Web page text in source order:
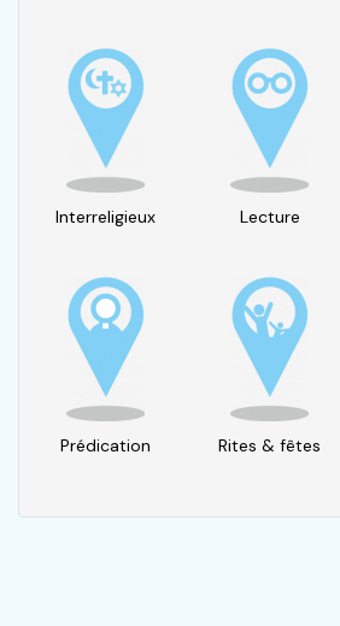
Interreligieux Lecture
Prédication Rites & fêtes